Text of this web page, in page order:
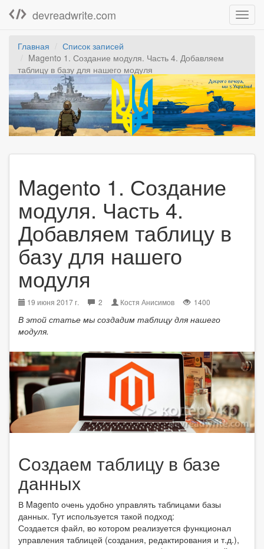
devreadwrite.com
Главная
Список записей
Magento 1. Создание модуля. Часть 4. Добавляем
таблицу в базу для нашего модуля
Magento 1. Создание
модуля. Часть 4.
Добавляем таблицу в
базу для нашего
модуля
19 июня 2017 г. 2 Костя Анисимов 1400
В этой статье мы создадим таблицу для нашего
модуля.
Создаем таблицу в базе
данных
В Magento очень удобно управлять таблицами базы
данных. Тут используется такой подход:
Создается файл, во котором реализуется функционал
управления таблицей (создания, редактирования и т.д.),